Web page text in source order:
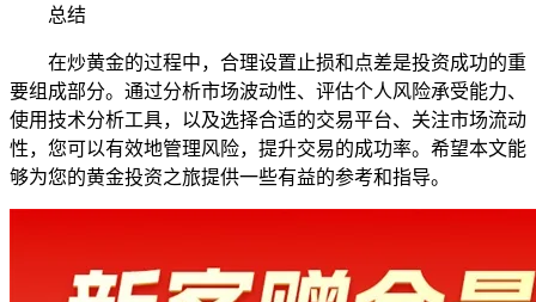
总结
在炒黄金的过程中，合理设置止损和点差是投资成功的重
要组成部分。通过分析市场波动性、评估个人风险承受能力、
使用技术分析工具，以及选择合适的交易平台、关注市场流动
性，您可以有效地管理风险，提升交易的成功率。希望本文能
够为您的黄金投资之旅提供一些有益的参考和指导。